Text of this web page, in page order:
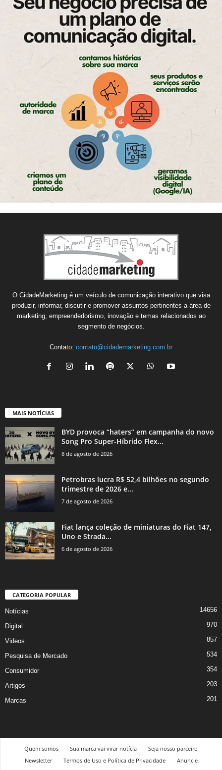
O CidadeMarketing é um veículo de comunicação interativo que visa
produzir, informar, discutir e promover assuntos pertinentes a área de
marketing, empreendedorismo, inovação e temas relacionados ao
segmento de negócios.
Contato: contato@cidademarketing.com.br
MAIS NOTÍCIAS
BYD provoca “haters” em campanha do novo
Song Pro Super-Híbrido Flex...
8 de agosto de 2026
Petrobras lucra R$ 52,4 bilhões no segundo
trimestre de 2026 e...
7 de agosto de 2026
Fiat lança coleção de miniaturas do Fiat 147,
Uno e Strada...
6 de agosto de 2026
CATEGORIA POPULAR
Notícias 14656
Digital 970
Videos 857
Pesquisa de Mercado 534
Consumidor 354
Artigos 203
Marcas 201
Quem somos Sua marca vai virar notícia
Seja nosso parceiro
Newsletter
Termos de Uso e Política de Privacidade
Anuncie